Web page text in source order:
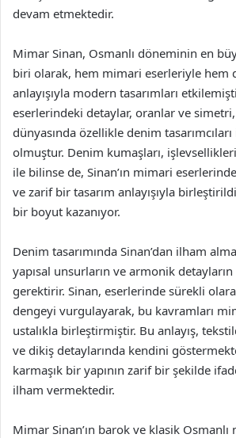
devam etmektedir.
Mimar Sinan, Osmanlı döneminin en
biri olarak, hem mimari eserleriyle hem
anlayışıyla modern tasarımları
eserlerindeki detaylar, oranlar ve
dünyasında özellikle denim
olmuştur. Denim kumaşları, işlevsellikleri
ile bilinse de, Sinan’ın mimari
ve zarif bir tasarım anlayışıyla
bir boyut kazanıyor.
Denim tasarımında Sinan’dan ilham
yapısal unsurların ve armonik detayların
gerektirir. Sinan, eserlerinde sürekli
dengeyi vurgulayarak, bu kavramları
ustalıkla birleştirmiştir. Bu anlayış,
ve dikiş detaylarında kendini
karmaşık bir yapının zarif bir şekilde
ilham vermektedir.
Mimar Sinan’ın barok ve klasik